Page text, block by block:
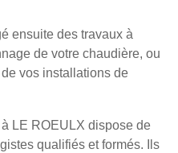
ensuite des travaux à
de votre chaudière, ou
vos installations de
LE ROEULX dispose de
qualifiés et formés. Ils